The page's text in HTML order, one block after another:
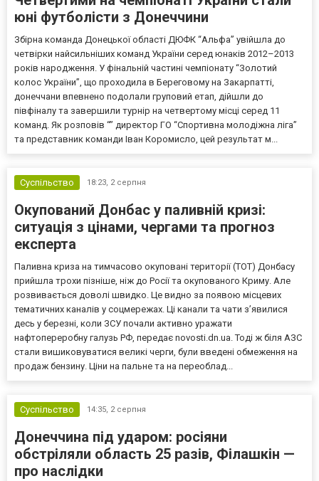
юні футболісти з Донеччини
Збірна команда Донецької області ДЮФК “Альфа” увійшла до
четвірки найсильніших команд України серед юнаків 2012–2013
років народження. У фінальній частині чемпіонату “Золотий
колос України”, що проходила в Береговому на Закарпатті,
донеччани впевнено подолали груповий етап, дійшли до
півфіналу та завершили турнір на четвертому місці серед 11
команд. Як розповів “” директор ГО “Спортивна молодіжна ліга”
та представник команди Іван Коромисло, цей результат м...
Суспільство 18:23, 2 серпня
Окупований Донбас у паливній кризі:
ситуація з цінами, чергами та прогноз
експерта
Паливна криза на тимчасово окуповані території (ТОТ) Донбасу
прийшла трохи пізніше, ніж до Росії та окупованого Криму. Але
розвивається доволі швидко. Це видно за появою місцевих
тематичних каналів у соцмережах. Ці канали та чати з’явилися
десь у березні, коли ЗСУ почали активно уражати
нафтопереробну галузь РФ, передає novosti.dn.ua. Тоді ж біля АЗС
стали вишиковуватися великі черги, були введені обмеження на
продаж бензину. Ціни на пальне та на переоблад...
Суспільство 14:35, 2 серпня
Донеччина під ударом: росіяни
обстріляли область 25 разів, Філашкін —
про наслідки